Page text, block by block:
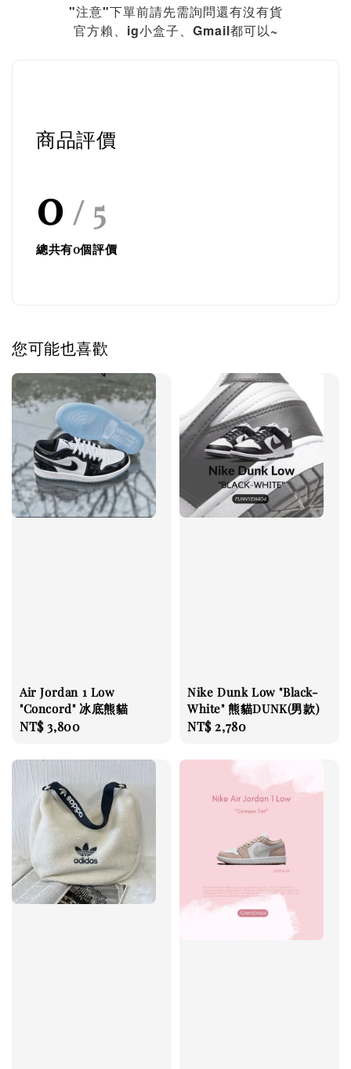
"注意"下單前請先需詢問還有沒有貨
官方賴、ig小盒子、Gmail都可以~
商品評價
0 / 5
總共有0個評價
您可能也喜歡
Air Jordan 1 Low
"Concord" 冰底熊貓
Regular
NT$ 3,800
Nike Dunk Low "Black-
White" 熊貓DUNK(男款)
Regular
NT$ 2,780